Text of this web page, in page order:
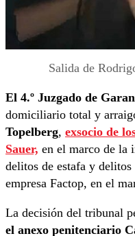
Salida de
El 4.º Juzgado de
domiciliario total y
Topelberg, exsocio de
Sauer, en el marco de la
delitos de estafa y
empresa Factop, en el
La decisión del tribunal
el anexo penitenciario